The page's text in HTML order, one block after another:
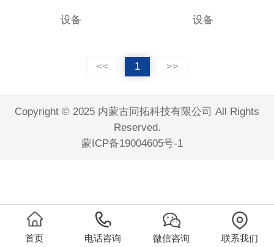
设备 设备
<< 1 >>
Copyright © 2025 内蒙古同拓科技有限公司 All Rights
Reserved.
蒙ICP备19004605号-1
首页 电话咨询 微信咨询 联系我们